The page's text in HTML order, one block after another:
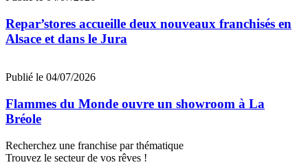
Repar’stores accueille deux nouveaux franchisés en
Alsace et dans le Jura
Publié le 04/07/2026
Flammes du Monde ouvre un showroom à La
Bréole
Recherchez une franchise par thématique
Trouvez le secteur de vos rêves !